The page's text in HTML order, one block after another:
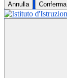
Annulla Conferma